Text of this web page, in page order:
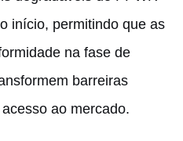
início, permitindo que as
na fase de
barreiras
ao mercado.